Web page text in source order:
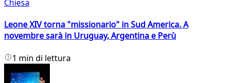
Chiesa
Leone XIV torna "missionario" in Sud America. A
novembre sarà in Uruguay, Argentina e Perù
1 min di lettura